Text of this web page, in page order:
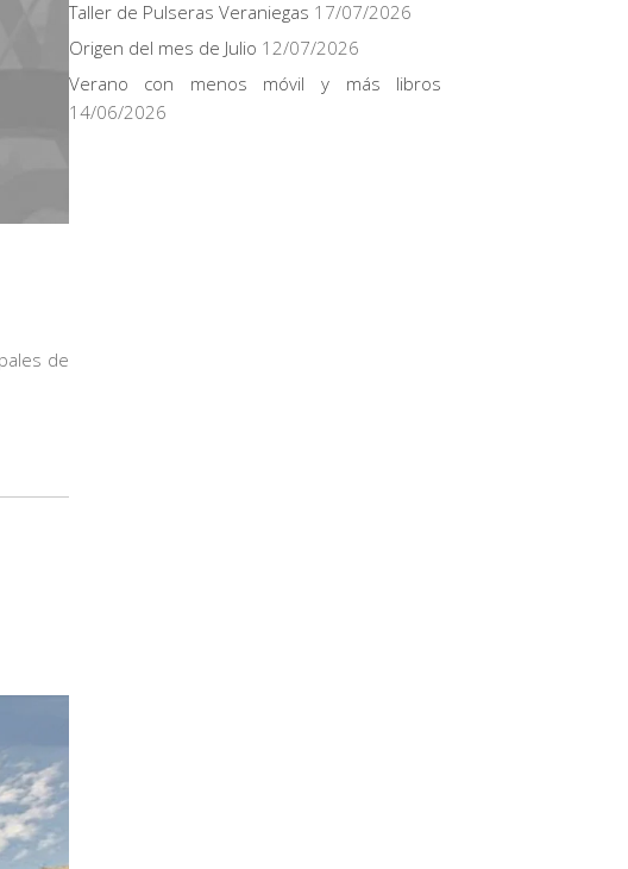
de
Taller de Pulseras Veraniegas 17/07/2026
Origen del mes de Julio 12/07/2026
Verano con menos móvil y más libros
14/06/2026